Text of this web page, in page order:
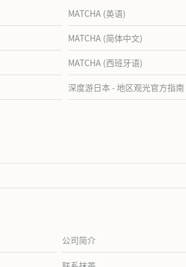
MATCHA (英语)
MATCHA (简体中文)
MATCHA (西班牙语)
深度游日本 - 地区观光官方指南
公司简介